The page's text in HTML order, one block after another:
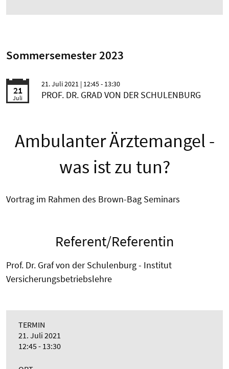
Sommersemester 2023
21
Juli
21. Juli 2021 | 12:45 - 13:30
PROF. DR. GRAD VON DER SCHULENBURG
Ambulanter Ärztemangel -
was ist zu tun?
Vortrag im Rahmen des Brown-Bag Seminars
Referent/Referentin
Prof. Dr. Graf von der Schulenburg - Institut
Versicherungsbetriebslehre
TERMIN
21. Juli 2021
12:45 - 13:30